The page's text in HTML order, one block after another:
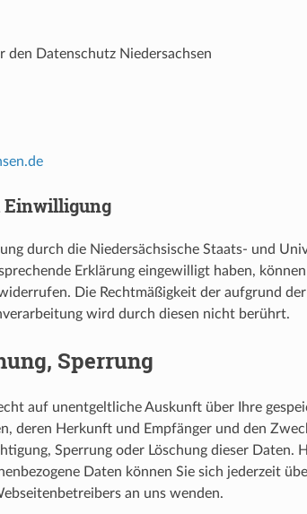
den Datenschutz Niedersachsen
Einwilligung
durch die Niedersächsische Staats- und
Erklärung eingewilligt haben,
Die Rechtmäßigkeit der aufgrund
wird durch diesen nicht berührt.
Sperrung
auf unentgeltliche Auskunft über Ihre
deren Herkunft und Empfänger und den
Sperrung oder Löschung dieser Daten.
Daten können Sie sich jederzeit
an uns wenden.